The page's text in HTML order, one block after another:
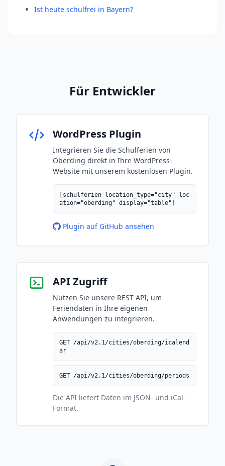
Ist heute schulfrei in Bayern?
Für Entwickler
WordPress Plugin
Integrieren Sie die Schulferien von
Oberding direkt in Ihre WordPress-
Website mit unserem kostenlosen Plugin.
[schulferien location_type="city" loc
ation="oberding" display="table"]
Plugin auf GitHub ansehen
API Zugriff
Nutzen Sie unsere REST API, um
Feriendaten in Ihre eigenen
Anwendungen zu integrieren.
GET /api/v2.1/cities/oberding/icalend
ar
GET /api/v2.1/cities/oberding/periods
Die API liefert Daten im JSON- und iCal-
Format.